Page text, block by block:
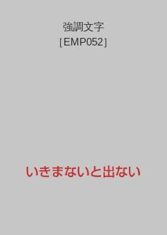
強調文字
［EMP052］